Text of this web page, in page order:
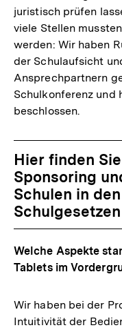
juristisch prüfen
viele Stellen
werden: Wir haben
der Schulaufsicht
Ansprechpartnern
Schulkonferenz und
beschlossen.
Hier finden
Sponsoring
Schulen in
Welche Aspekte
Tablets im
Wir haben bei der
Intuitivität der